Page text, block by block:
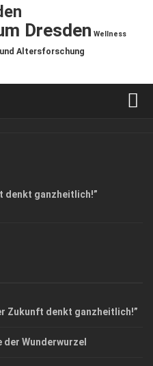
Dresden Wellness
Altersforschung
denkt ganzheitlich!”
Zukunft denkt ganzheitlich!”
der Wunderwurzel